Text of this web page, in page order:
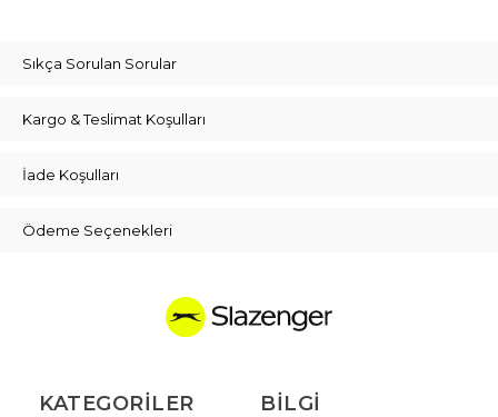
Sıkça Sorulan Sorular
Kargo & Teslimat Koşulları
İade Koşulları
Ödeme Seçenekleri
KATEGORILER BILGI